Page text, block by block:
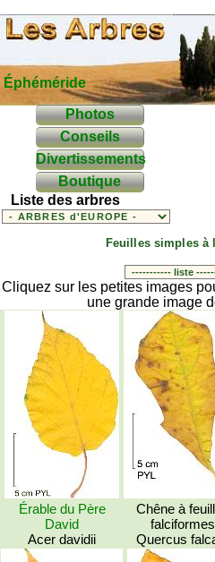
Éphéméride
Photos
Conseils
Divertissements
Boutique
Liste des arbres
Feuilles simples à
Cliquez sur les petites images
une grande image
Érable du Père
David
Acer davidii
Chêne à
falciformes
Quercus